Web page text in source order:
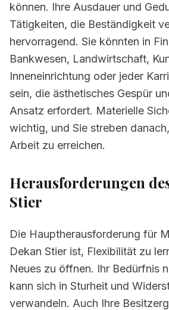
können. Ihre Ausdauer und
Tätigkeiten, die Beständigkeit
hervorragend. Sie könnten in
Bankwesen, Landwirtschaft,
Inneneinrichtung oder jeder
sein, die ästhetisches Gespür
Ansatz erfordert. Materielle
wichtig, und Sie streben
Arbeit zu erreichen.
Herausforderungen
Stier
Die Hauptherausforderung für
Dekan Stier ist, Flexibilität zu
Neues zu öffnen. Ihr Bedürfnis
kann sich in Sturheit und
verwandeln. Auch Ihre